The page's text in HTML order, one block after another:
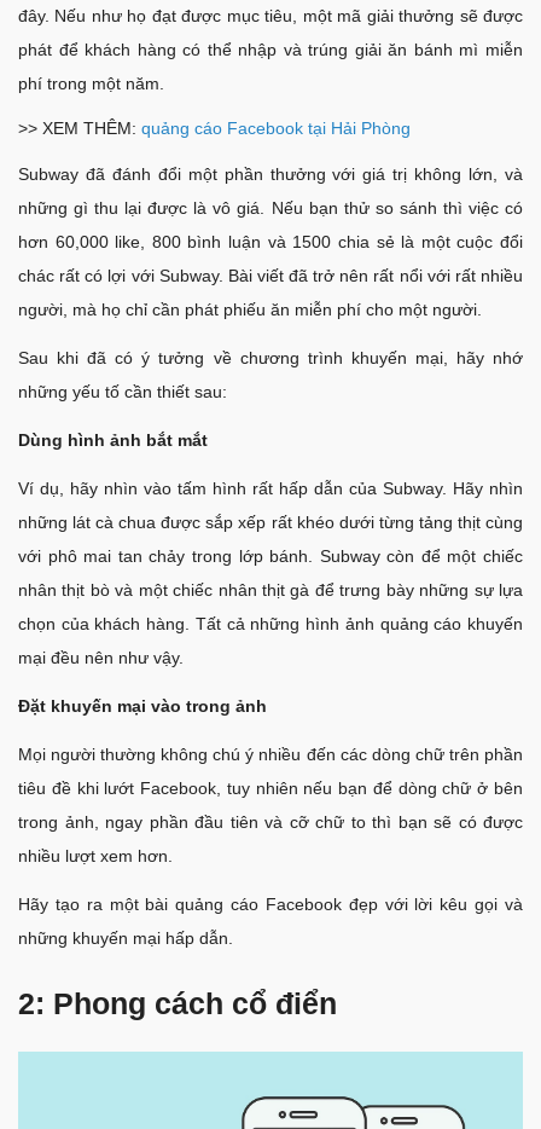
đây. Nếu như họ đạt được mục tiêu, một mã giải thưởng sẽ được
phát để khách hàng có thể nhập và trúng giải ăn bánh mì miễn
phí trong một năm.
>> XEM THÊM: quảng cáo Facebook tại Hải Phòng
Subway đã đánh đổi một phần thưởng với giá trị không lớn, và
những gì thu lại được là vô giá. Nếu bạn thử so sánh thì việc có
hơn 60,000 like, 800 bình luận và 1500 chia sẻ là một cuộc đổi
chác rất có lợi với Subway. Bài viết đã trở nên rất nổi với rất nhiều
người, mà họ chỉ cần phát phiếu ăn miễn phí cho một người.
Sau khi đã có ý tưởng về chương trình khuyến mại, hãy nhớ
những yếu tố cần thiết sau:
Dùng hình ảnh bắt mắt
Ví dụ, hãy nhìn vào tấm hình rất hấp dẫn của Subway. Hãy nhìn
những lát cà chua được sắp xếp rất khéo dưới từng tảng thịt cùng
với phô mai tan chảy trong lớp bánh. Subway còn để một chiếc
nhân thịt bò và một chiếc nhân thịt gà để trưng bày những sự lựa
chọn của khách hàng. Tất cả những hình ảnh quảng cáo khuyến
mại đều nên như vậy.
Đặt khuyến mại vào trong ảnh
Mọi người thường không chú ý nhiều đến các dòng chữ trên phần
tiêu đề khi lướt Facebook, tuy nhiên nếu bạn để dòng chữ ở bên
trong ảnh, ngay phần đầu tiên và cỡ chữ to thì bạn sẽ có được
nhiều lượt xem hơn.
Hãy tạo ra một bài quảng cáo Facebook đẹp với lời kêu gọi và
những khuyến mại hấp dẫn.
2: Phong cách cổ điển